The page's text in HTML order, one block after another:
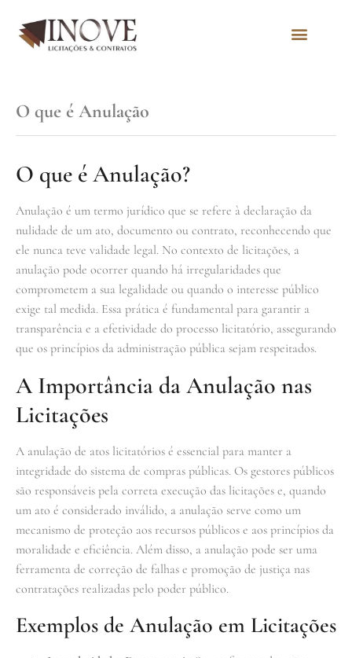
O que é Anulação
O que é Anulação?
Anulação é um termo jurídico que se refere à declaração da
nulidade de um ato, documento ou contrato, reconhecendo que
ele nunca teve validade legal. No contexto de licitações, a
anulação pode ocorrer quando há irregularidades que
comprometem a sua legalidade ou quando o interesse público
exige tal medida. Essa prática é fundamental para garantir a
transparência e a efetividade do processo licitatório, assegurando
que os princípios da administração pública sejam respeitados.
A Importância da Anulação nas
Licitações
A anulação de atos licitatórios é essencial para manter a
integridade do sistema de compras públicas. Os gestores públicos
são responsáveis pela correta execução das licitações e, quando
um ato é considerado inválido, a anulação serve como um
mecanismo de proteção aos recursos públicos e aos princípios da
moralidade e eficiência. Além disso, a anulação pode ser uma
ferramenta de correção de falhas e promoção de justiça nas
contratações realizadas pelo poder público.
Exemplos de Anulação em Licitações